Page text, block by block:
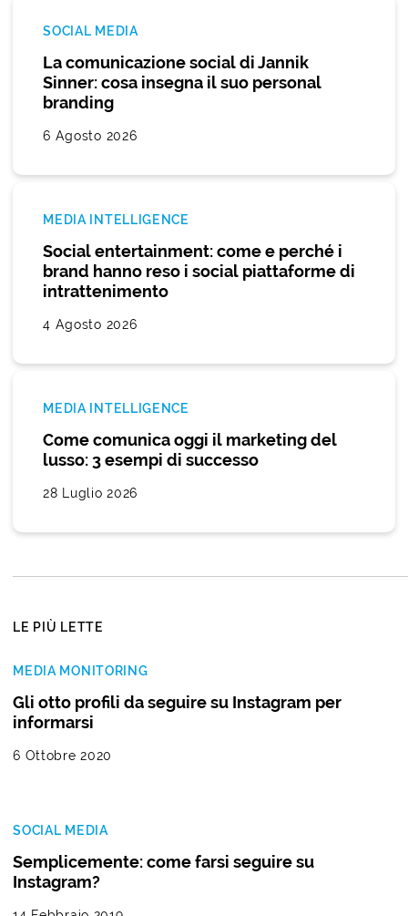
SOCIAL MEDIA
La comunicazione social di Jannik
Sinner: cosa insegna il suo personal
branding
6 Agosto 2026
MEDIA INTELLIGENCE
Social entertainment: come e perché i
brand hanno reso i social piattaforme di
intrattenimento
4 Agosto 2026
MEDIA INTELLIGENCE
Come comunica oggi il marketing del
lusso: 3 esempi di successo
28 Luglio 2026
LE PIÙ LETTE
MEDIA MONITORING
Gli otto profili da seguire su Instagram per
informarsi
6 Ottobre 2020
SOCIAL MEDIA
Semplicemente: come farsi seguire su
Instagram?